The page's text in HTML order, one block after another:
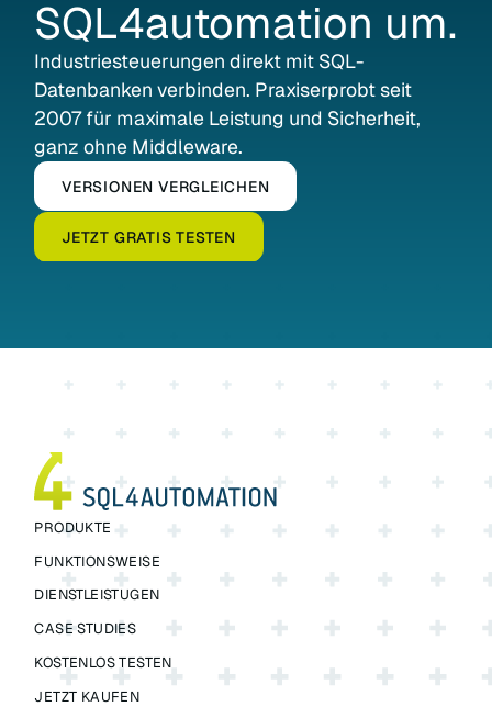
SQL4automation um.
Industrie­steuerungen direkt mit SQL-
Datenbanken verbinden. Praxiserprobt seit
2007 für maximale Leistung und Sicherheit,
ganz ohne Middleware.
VERSIONEN VERGLEICHEN
JETZT GRATIS TESTEN
PRODUKTE
FUNKTIONSWEISE
DIENSTLEISTUGEN
CASE STUDIES
KOSTENLOS TESTEN
JETZT KAUFEN